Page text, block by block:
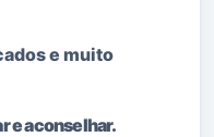
e muito
e aconselhar.